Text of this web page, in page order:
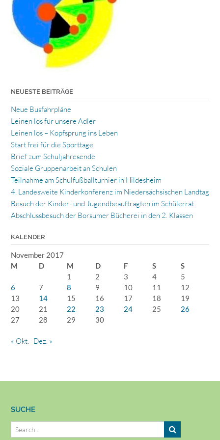
NEUESTE BEITRÄGE
Neue Busfahrpläne
Leinen los für unsere Adler
Leinen los – Kopfsprung ins Leben
Start frei für die Sporttage
Brief zum Schuljahresende
Soziale Gruppenarbeit an Schulen
Teilnahme am Schulfußballturnier in Hildesheim
4. Landesweite Kinderkonferenz im Niedersächsischen Landtag
Besuch der Kinder- und Jugendbeauftragten im Schülerrat
Abschlussbesuch der Borsumer Bücherei in den 2. Klassen
KALENDER
November 2017
M
D M D F S
S
1
2 3 4
5
6
7 8 9 10 11
12
13
14 15 16 17 18
19
20
21 22 23 24 25
26
27
28 29 30
« Okt. Dez. »
SUCHE